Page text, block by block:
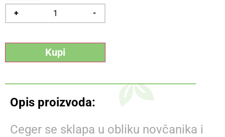
+ -
Kupi
Opis proizvoda:
Ceger se sklapa u obliku novčanika i